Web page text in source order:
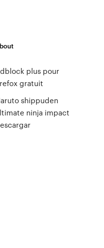
plus pour
gratuit
shippuden
ninja impact